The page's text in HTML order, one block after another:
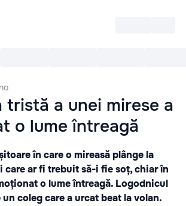
tristă a unei mirese a
o lume întreagă
în care o mireasă plânge la
care ar fi trebuit să-i fie soț, chiar în
o lume întreagă. Logodnicul
coleg care a urcat beat la volan.